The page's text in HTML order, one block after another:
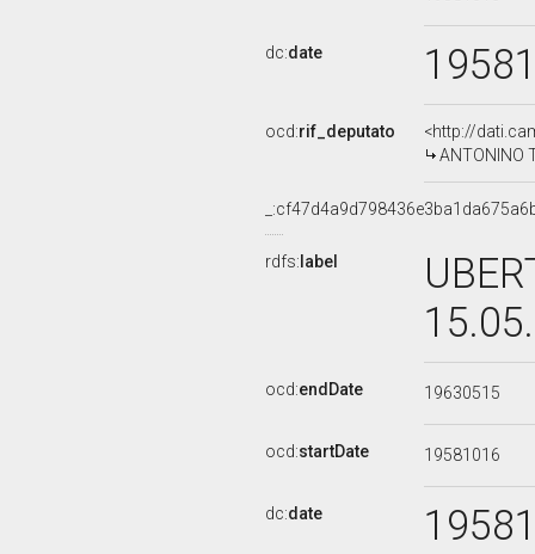
dc:date
ocd:rif_deputato
<http://
ANTONINO
rdfs: label
ocd:endDate 19630515
ocd:startDate 19581016
dc:date